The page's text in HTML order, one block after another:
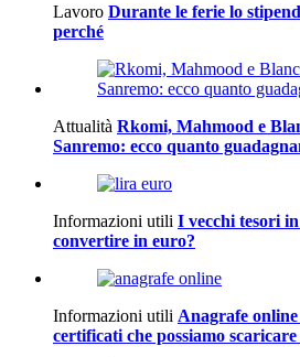
Lavoro Durante le ferie lo
perché
Attualità Rkomi, Mahmood e
Sanremo: ecco quanto
Informazioni utili I vecchi tesori
convertire in euro?
Informazioni utili Anagrafe
certificati che possiamo